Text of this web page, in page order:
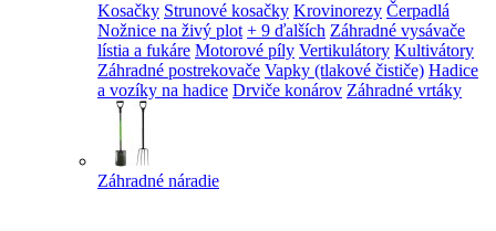
Kosačky Strunové kosačky Krovinorezy Čerpadlá
Nožnice na živý plot + 9 ďalších Záhradné vysávače
lístia a fukáre Motorové píly Vertikulátory Kultivátory
Záhradné postrekovače Vapky (tlakové čističe) Hadice
a vozíky na hadice Drviče konárov Záhradné vrtáky
Záhradné náradie